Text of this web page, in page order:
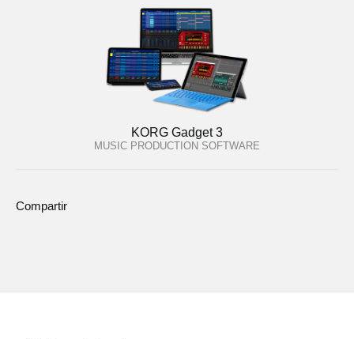
KORG Gadget 3
MUSIC PRODUCTION SOFTWARE
Compartir